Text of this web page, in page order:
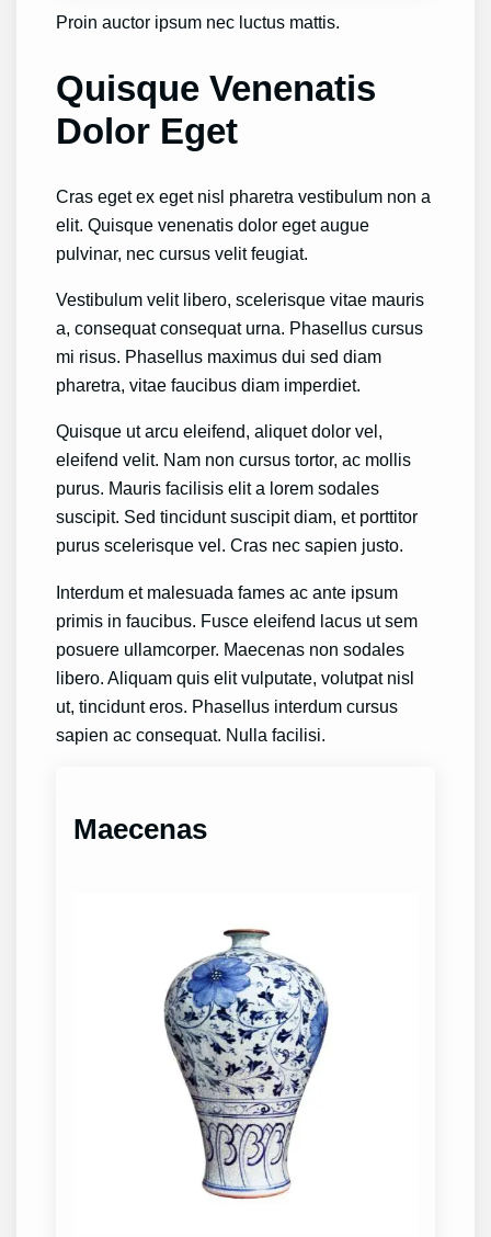
Proin auctor ipsum nec luctus mattis.
Quisque Venenatis
Dolor Eget
Cras eget ex eget nisl pharetra vestibulum non a
elit. Quisque venenatis dolor eget augue
pulvinar, nec cursus velit feugiat.
Vestibulum velit libero, scelerisque vitae mauris
a, consequat consequat urna. Phasellus cursus
mi risus. Phasellus maximus dui sed diam
pharetra, vitae faucibus diam imperdiet.
Quisque ut arcu eleifend, aliquet dolor vel,
eleifend velit. Nam non cursus tortor, ac mollis
purus. Mauris facilisis elit a lorem sodales
suscipit. Sed tincidunt suscipit diam, et porttitor
purus scelerisque vel. Cras nec sapien justo.
Interdum et malesuada fames ac ante ipsum
primis in faucibus. Fusce eleifend lacus ut sem
posuere ullamcorper. Maecenas non sodales
libero. Aliquam quis elit vulputate, volutpat nisl
ut, tincidunt eros. Phasellus interdum cursus
sapien ac consequat. Nulla facilisi.
Maecenas